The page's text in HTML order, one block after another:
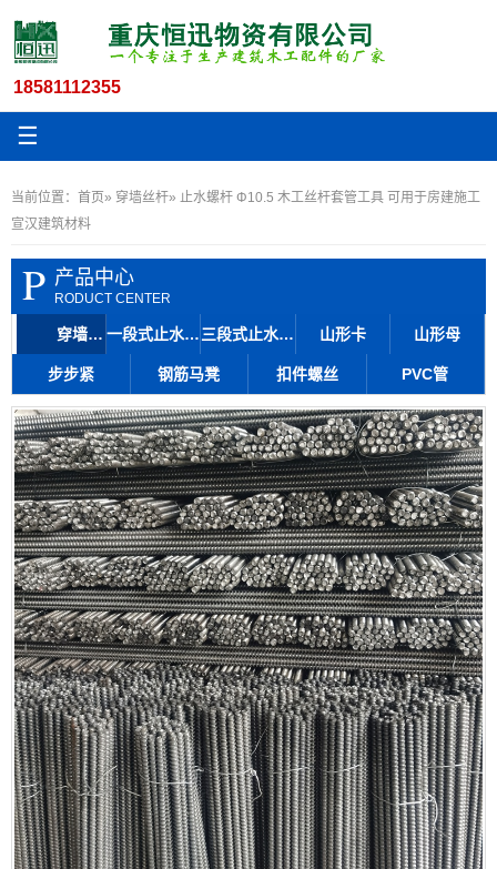
18581112355
☰
当前位置： 首页» 穿墙丝杆» 止水螺杆 Φ10.5 木工丝杆套管工具 可用于房建施工
宣汉建筑材料
P 产品中心
RODUCT CENTER
穿墙丝杆 一段式止水丝杆 三段式止水丝杆 山形卡 山形母
步步紧 钢筋马凳 扣件螺丝 PVC管